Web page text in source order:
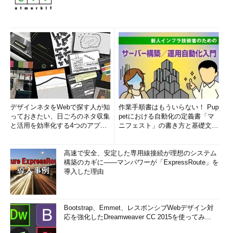
デザインネタをWebで探す人が知
っておきたい、日ごろのネタ収集
と活用を効率化する4つのアプリ
作業手順書はもういらない！ Pup
petにおける自動化の定義書「マ
ニフェスト」の書き方と基礎文法
高速で安全、安定した専用線接続が理想のシステム
構築のカギに――マンパワーが「ExpressRoute」を
導入した理由
Bootstrap、Emmet、レスポンシブWebデザイン対
応を強化したDreamweaver CC 2015を使ってみ...